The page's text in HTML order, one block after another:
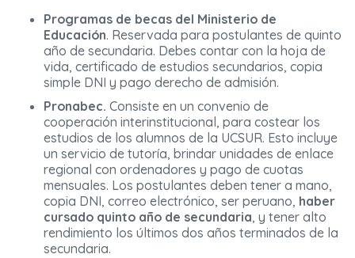
Programas de becas del Ministerio de
Educación. Reservada para postulantes de quinto
año de secundaria. Debes contar con la hoja de
vida, certificado de estudios secundarios, copia
simple DNI y pago derecho de admisión.
Pronabec. Consiste en un convenio de
cooperación interinstitucional, para costear los
estudios de los alumnos de la UCSUR. Esto incluye
un servicio de tutoría, brindar unidades de enlace
regional con ordenadores y pago de cuotas
mensuales. Los postulantes deben tener a mano,
copia DNI, correo electrónico, ser peruano, haber
cursado quinto año de secundaria, y tener alto
rendimiento los últimos dos años terminados de la
secundaria.